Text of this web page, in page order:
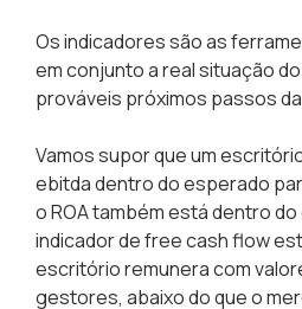
Os indicadores são as
em conjunto a real situação
prováveis próximos passos
Vamos supor que um
ebitda dentro do esperado
o ROA também está dentro
indicador de free cash flow
escritório remunera com
gestores, abaixo do que o